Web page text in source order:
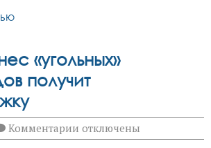
парковок
«угольных»
получит
Комментарии к
записи
отключены